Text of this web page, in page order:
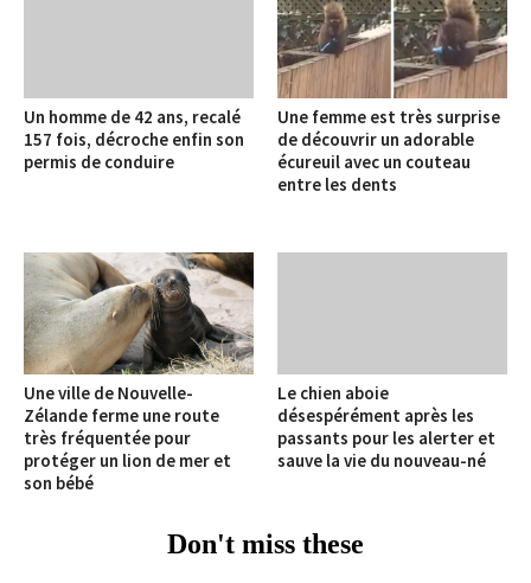
Un homme de 42 ans, recalé
157 fois, décroche enfin son
permis de conduire
Une femme est très surprise
de découvrir un adorable
écureuil avec un couteau
entre les dents
Une ville de Nouvelle-
Zélande ferme une route
très fréquentée pour
protéger un lion de mer et
son bébé
Le chien aboie
désespérément après les
passants pour les alerter et
sauve la vie du nouveau-né
Don't miss these